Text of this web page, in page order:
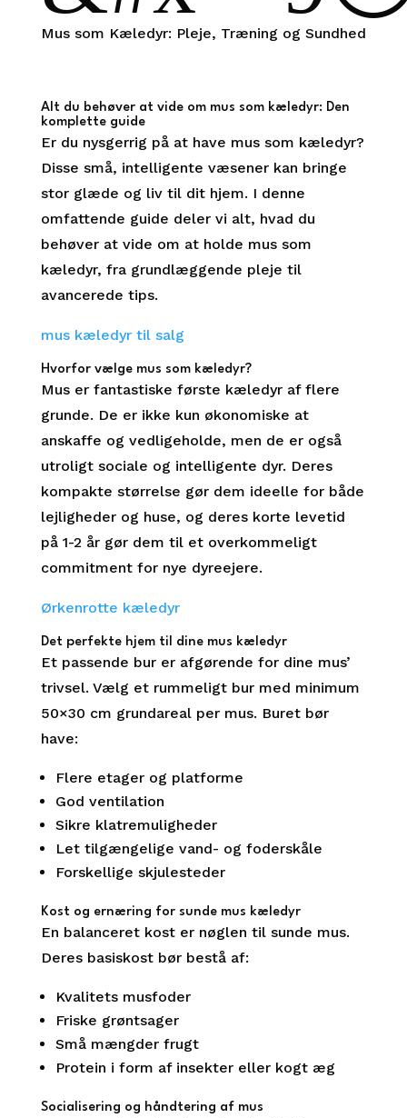
Mus som Kæledyr: Pleje, Træning og Sundhed
Alt du behøver at vide om mus som kæledyr: Den
komplette guide
Er du nysgerrig på at have mus som kæledyr?
Disse små, intelligente væsener kan bringe
stor glæde og liv til dit hjem. I denne
omfattende guide deler vi alt, hvad du
behøver at vide om at holde mus som
kæledyr, fra grundlæggende pleje til
avancerede tips.
mus kæledyr til salg
Hvorfor vælge mus som kæledyr?
Mus er fantastiske første kæledyr af flere
grunde. De er ikke kun økonomiske at
anskaffe og vedligeholde, men de er også
utroligt sociale og intelligente dyr. Deres
kompakte størrelse gør dem ideelle for både
lejligheder og huse, og deres korte levetid
på 1-2 år gør dem til et overkommeligt
commitment for nye dyreejere.
Ørkenrotte kæledyr
Det perfekte hjem til dine mus kæledyr
Et passende bur er afgørende for dine mus’
trivsel. Vælg et rummeligt bur med minimum
50×30 cm grundareal per mus. Buret bør
have:
Flere etager og platforme
God ventilation
Sikre klatremuligheder
Let tilgængelige vand- og foderskåle
Forskellige skjulesteder
Kost og ernæring for sunde mus kæledyr
En balanceret kost er nøglen til sunde mus.
Deres basiskost bør bestå af:
Kvalitets musfoder
Friske grøntsager
Små mængder frugt
Protein i form af insekter eller kogt æg
Socialisering og håndtering af mus